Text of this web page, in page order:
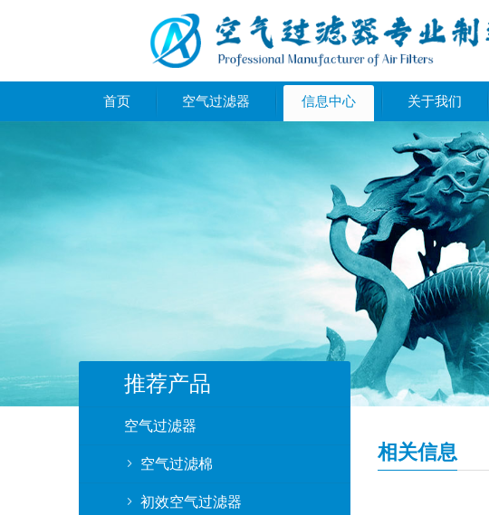
首页 空气过滤器 信息中心 关于我们
相关信息
推荐产品
空气过滤器
空气过滤棉
初效空气过滤器